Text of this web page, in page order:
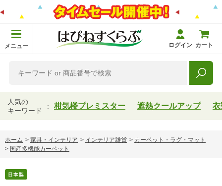
メニュー ログイン カート
人気の
キーワード
柑気楼プレミスター 遮熱クールアップ 衣
ホーム > 家具・インテリア > インテリア雑貨 > カーペット・ラグ・マット
> 国産多機能カーペット